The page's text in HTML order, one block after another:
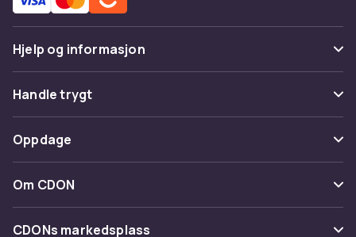
selfie-stativ og minnekort er populære valg.
Kjøp Samsung Galaxy S25
tilbehør online hos CDON
CDON tilbyr et bredt utvalg av tilbehør til
Samsung Galaxy S25. Se ogsåSamsung
Galaxy S25 tilbehør
og trygt kjøp.
Hjelp og informasjon
Vanlige spørsmål
Spor pakke
Angre & returner her
Kontakt oss
Handle trygt
Betaling
Levering
Tilbakekallinger
Oppdage
Kategorier
Varemerker
Om CDON
Om oss
CDONs markedsplass